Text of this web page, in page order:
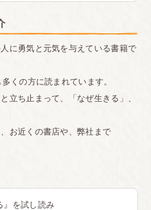
に勇気と元気を与えている書籍で
くの方に読まれています。
立ち止まって、「なぜ生きる」、
お近くの書店や、弊社まで
』を試し読み